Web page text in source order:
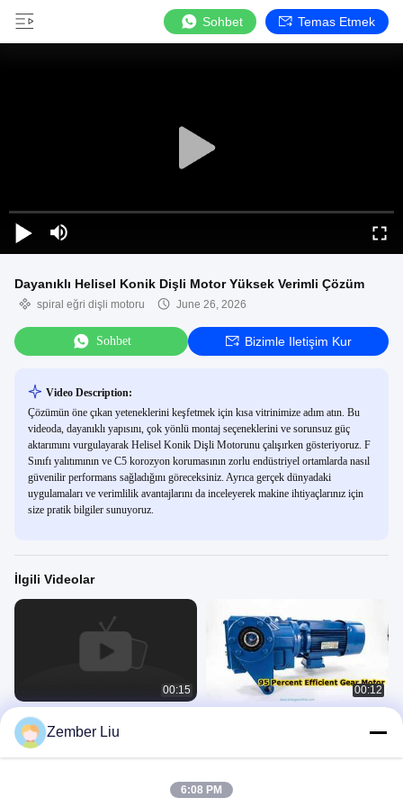
Sohbet Temas Etmek
Dayanıklı Helisel Konik Dişli Motor Yüksek Verimli Çözüm
spiral eğri dişli motoru June 26, 2026
Sohbet Bizimle Iletişim Kur
Video Description:
Çözümün öne çıkan yeteneklerini keşfetmek için kısa vitrinimize adım atın. Bu
videoda, dayanıklı yapısını, çok yönlü montaj seçeneklerini ve sorunsuz güç
aktarımını vurgulayarak Helisel Konik Dişli Motorunu çalışırken gösteriyoruz. F
Sınıfı yalıtımının ve C5 korozyon korumasının zorlu endüstriyel ortamlarda nasıl
güvenilir performans sağladığını göreceksiniz. Ayrıca gerçek dünyadaki
uygulamaları ve verimlilik avantajlarını da inceleyerek makine ihtiyaçlarınız için
size pratik bilgiler sunuyoruz.
İlgili Videolar
00:15
Endüstriye Yönelik Yüksek Verimli
Helisel Konik Dişli Motoru
Spiral Eğri Dişli Motoru
00:12
Zember Liu
6:08 PM